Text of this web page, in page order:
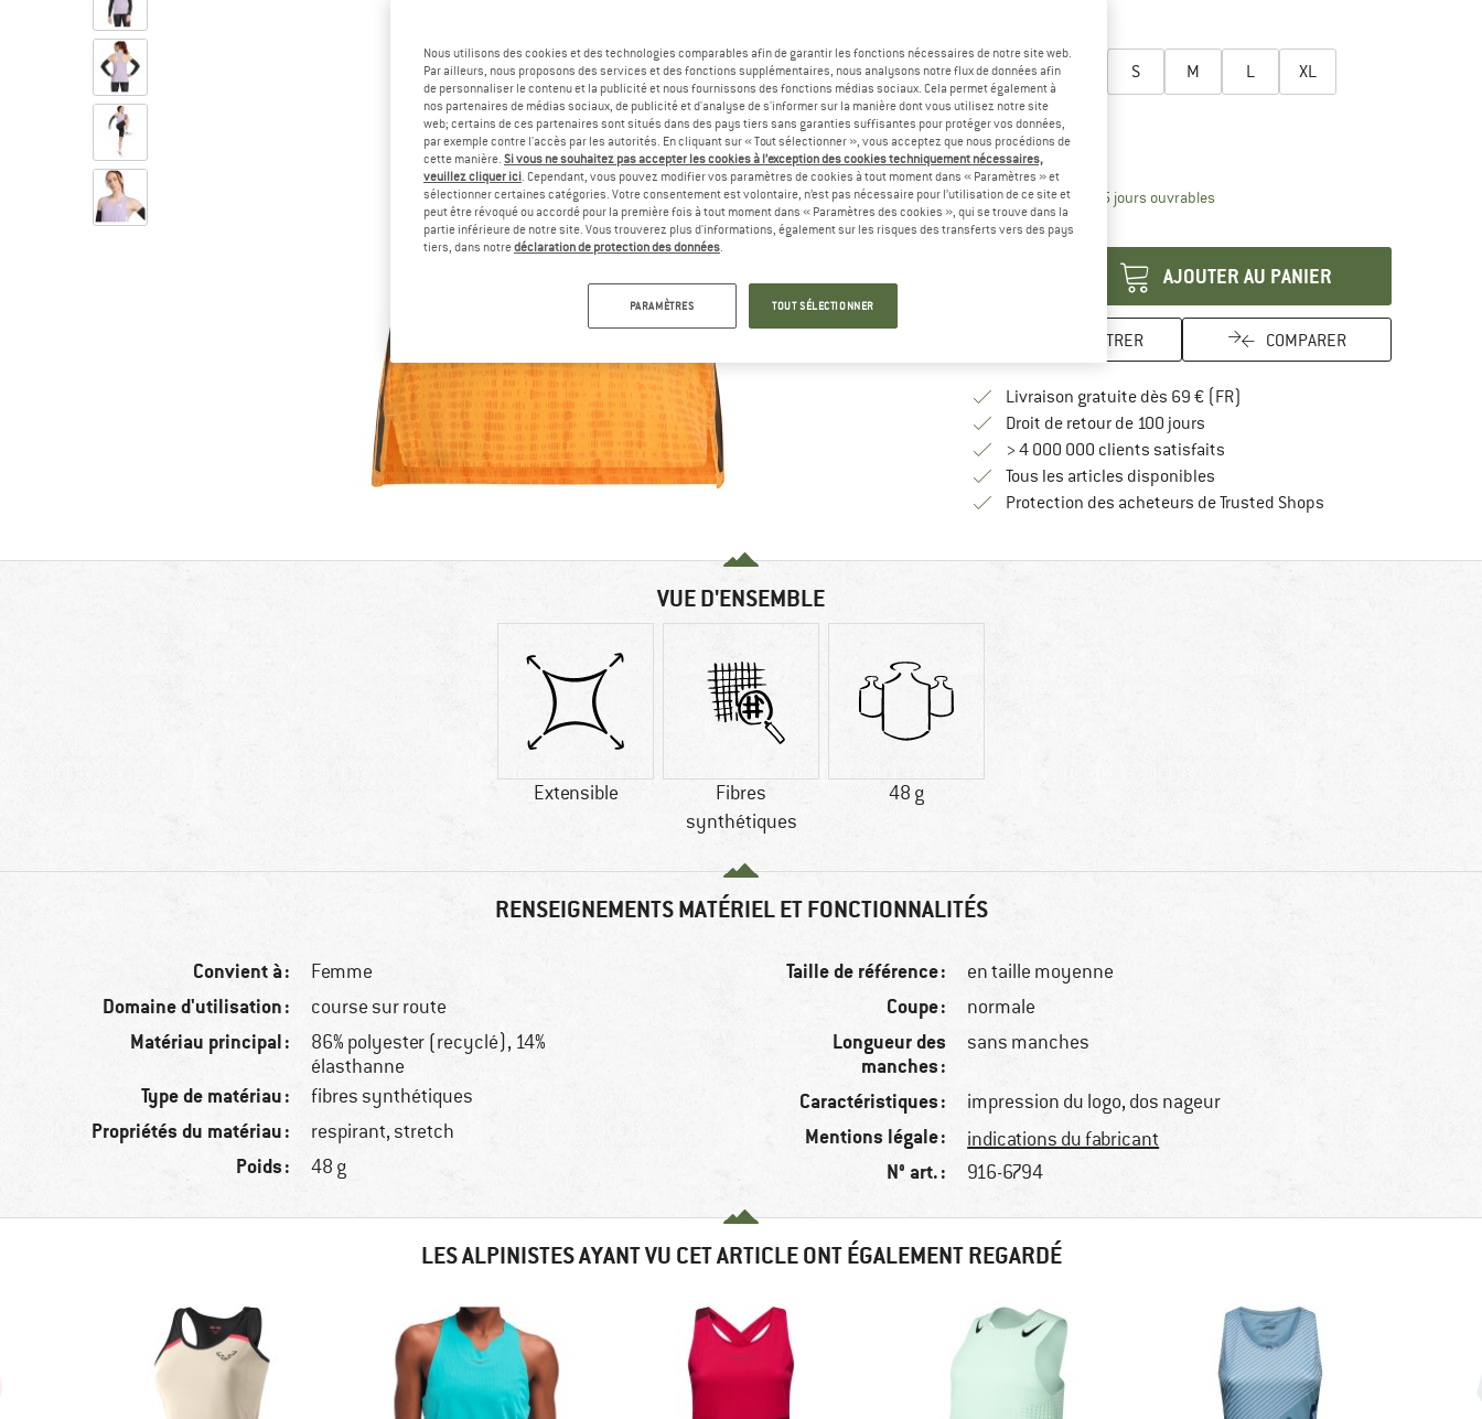
XXS S M L XL
XXL
Guide des tailles
Délai de livraison: 3-5 jours ouvrablesLe lien s'ouvre dans une boîte
Quantité:
AJOUTER AU PANIER
ENREGISTRER COMPARER
Livraison gratuite dès 69 € (FR)
Droit de retour de 100 joursTrouve les informations de
> 4 000 000 clients satisfaits
Tous les articles disponibles
Protection des acheteurs de Trusted ShopsTrouve toutes les
VUE D'ENSEMBLE
Extensible
Fibres
synthétiques
48 g
RENSEIGNEMENTS MATÉRIEL ET FONCTIONNALITÉS
Convient à : Femme
Domaine d'utilisation : course sur route
Matériau principal :
86% polyester (recyclé), 14%
élasthanne
Type de matériau : fibres synthétiques
Propriétés du matériau : respirant, stretch
Poids : 48 g
Taille de référence : en taille moyenne
Coupe : normale
Longueur des
manches :
sans manches
Caractéristiques : impression du logo, dos nageur
Mentions légale : indications du fabricant
N° art. : 916-6794
LES ALPINISTES AYANT VU CET ARTICLE ONT ÉGALEMENT REGARDÉ
Nous utilisons des cookies et des technologies comparables afin de garantir les fonctions nécessaires de notre site web.
Par ailleurs, nous proposons des services et des fonctions supplémentaires, nous analysons notre flux de données afin
de personnaliser le contenu et la publicité et nous fournissons des fonctions médias sociaux. Cela permet également à
nos partenaires de médias sociaux, de publicité et d'analyse de s'informer sur la manière dont vous utilisez notre site
web; certains de ces partenaires sont situés dans des pays tiers sans garanties suffisantes pour protéger vos données,
par exemple contre l'accès par les autorités. En cliquant sur « Tout sélectionner », vous acceptez que nous procédions de
cette manière. Si vous ne souhaitez pas accepter les cookies à l’exception des cookies techniquement nécessaires,
veuillez cliquer ici. Cependant, vous pouvez modifier vos paramètres de cookies à tout moment dans « Paramètres » et
sélectionner certaines catégories. Votre consentement est volontaire, n’est pas nécessaire pour l’utilisation de ce site et
peut être révoqué ou accordé pour la première fois à tout moment dans « Paramètres des cookies », qui se trouve dans la
partie inférieure de notre site. Vous trouverez plus d'informations, également sur les risques des transferts vers des pays
tiers, dans notredéclaration de protection des données.
PARAMÈTRES TOUT SÉLECTIONNER